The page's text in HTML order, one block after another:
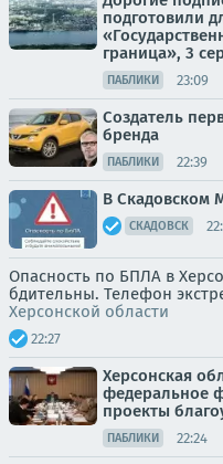
подготовили
граница», 3
ПАБЛИКИ 23:09
Создатель
бренда
ПАБЛИКИ 22:39
В Скадовском
СКАДОВСК
Опасность по БПЛА в
бдительны. Телефон
Херсонской области
22:27
Херсонская
федеральное
проекты
ПАБЛИКИ 22:24